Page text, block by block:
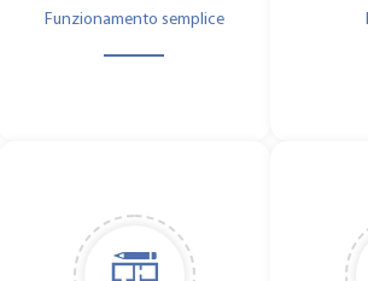
Funzionamento semplice